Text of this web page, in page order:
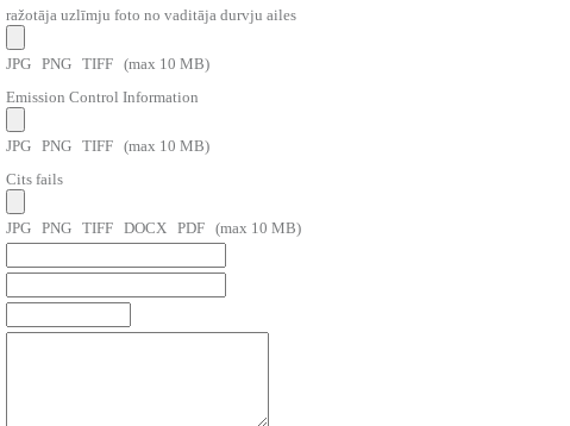
ražotāja uzlīmju foto no vaditāja durvju ailes
JPG PNG TIFF (max 10 MB)
Emission Control Information
JPG PNG TIFF (max 10 MB)
Cits fails
JPG PNG TIFF DOCX PDF (max 10 MB)